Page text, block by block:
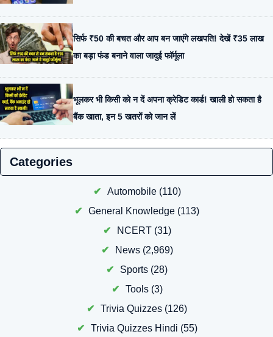
सिर्फ ₹50 की बचत और आप बन जाएंगे लखपति! देखें ₹35 लाख
का बड़ा फंड बनाने वाला जादुई फॉर्मूला
भूलकर भी किसी को न दें अपना क्रेडिट कार्ड! खाली हो सकता है
बैंक खाता, इन 5 खतरों को जान लें
Categories
Automobile(110)
General Knowledge (113)
NCERT(31)
News(2,969)
Sports (28)
Tools(3)
Trivia Quizzes (126)
Trivia Quizzes Hindi (55)